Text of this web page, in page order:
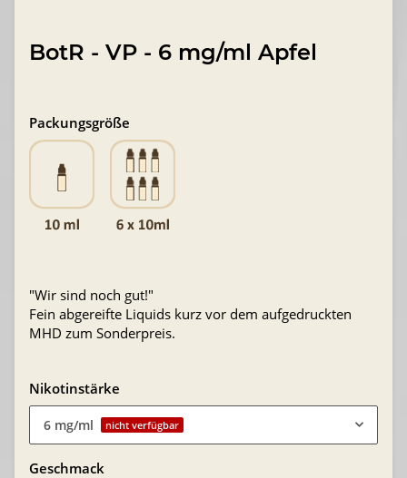
BotR - VP - 6 mg/ml Apfel
Packungsgröße
"Wir sind noch gut!"
Fein abgereifte Liquids kurz vor dem aufgedruckten
MHD zum Sonderpreis.
Nikotinstärke
6 mg/ml nicht verfügbar
Geschmack